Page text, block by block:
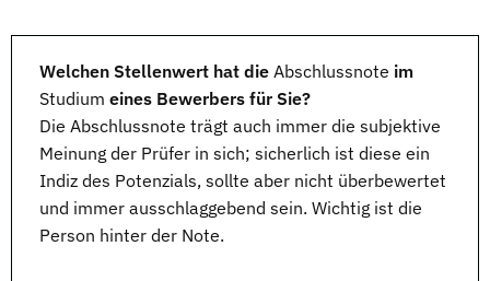
Welchen Stellenwert hat die Abschlussnote im
Studium eines Bewerbers für Sie?
Die Abschlussnote trägt auch immer die subjektive
Meinung der Prüfer in sich; sicherlich ist diese ein
Indiz des Potenzials, sollte aber nicht überbewertet
und immer ausschlaggebend sein. Wichtig ist die
Person hinter der Note.